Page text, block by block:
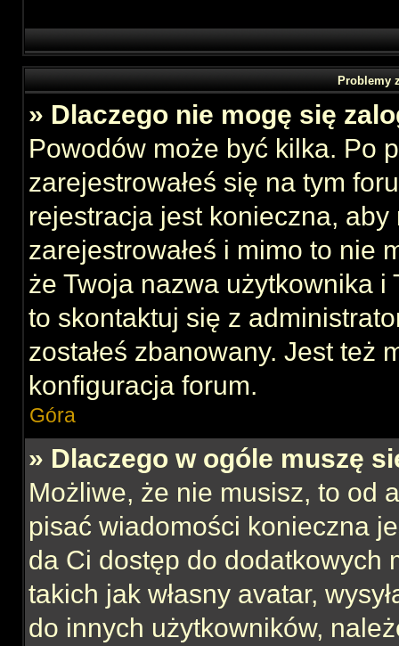
Problemy
» Dlaczego nie mogę się
Powodów może być kilka. Po
zarejestrowałeś się na tym
rejestracja jest konieczna,
zarejestrowałeś i mimo to nie
że Twoja nazwa użytkownika i
to skontaktuj się z
zostałeś zbanowany. Jest też
konfiguracja forum.
Góra
» Dlaczego w ogóle muszę
Możliwe, że nie musisz, to od
pisać wiadomości konieczna
da Ci dostęp do dodatkowych
takich jak własny avatar,
do innych użytkowników,